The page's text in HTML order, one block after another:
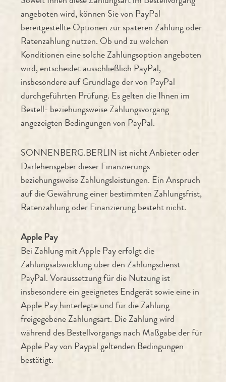
angeboten wird, können Sie von PayPal
bereitgestellte Optionen zur späteren Zahlung oder
Ratenzahlung nutzen. Ob und zu welchen
Konditionen eine solche Zahlungsoption angeboten
wird, entscheidet ausschließlich PayPal,
insbesondere auf Grundlage der von PayPal
durchgeführten Prüfung. Es gelten die Ihnen im
Bestell- beziehungsweise Zahlungsvorgang
angezeigten Bedingungen von PayPal.
SONNENBERG.BERLIN ist nicht Anbieter oder
Darlehensgeber dieser Finanzierungs-
beziehungsweise Zahlungsleistungen. Ein Anspruch
auf die Gewährung einer bestimmten Zahlungsfrist,
Ratenzahlung oder Finanzierung besteht nicht.
Apple Pay
Bei Zahlung mit Apple Pay erfolgt die
Zahlungsabwicklung über den Zahlungsdienst
PayPal. Voraussetzung für die Nutzung ist
insbesondere ein geeignetes Endgerät sowie eine in
Apple Pay hinterlegte und für die Zahlung
freigegebene Zahlungsart. Die Zahlung wird
während des Bestellvorgangs nach Maßgabe der für
Apple Pay von Paypal geltenden Bedingungen
bestätigt.